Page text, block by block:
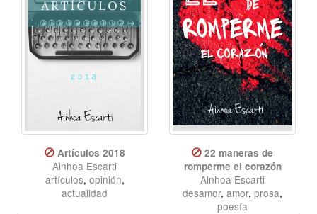
Artículos 2018
Ainhoa Escarti
artículos, opinión,
actualidad
22 maneras de
romperme el corazón
Ainhoa Escarti
desamor, amor, prosa,
poesía